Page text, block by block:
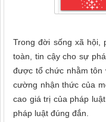
Trong đời sống xã hội,
toàn, tin cậy cho sự
được tổ chức nhằm tôn
cường nhận thức của
cao giá trị của pháp
pháp luật đúng đắn.